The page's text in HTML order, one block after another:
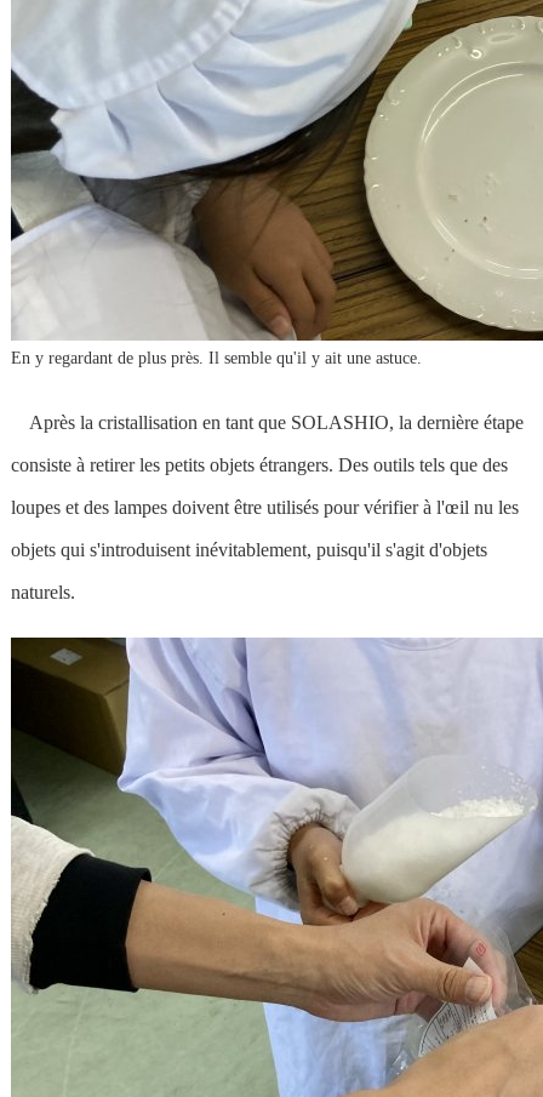
En y regardant de plus près. Il semble qu'il y ait une astuce.
Après la cristallisation en tant que SOLASHIO, la dernière étape
consiste à retirer les petits objets étrangers. Des outils tels que des
loupes et des lampes doivent être utilisés pour vérifier à l'œil nu les
objets qui s'introduisent inévitablement, puisqu'il s'agit d'objets
naturels.